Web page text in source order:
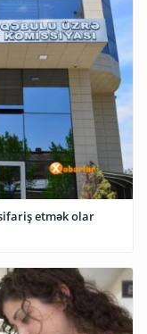
etmək olar